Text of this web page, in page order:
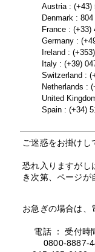
Austria : (+43)
Denmark :
France : (+33)
Germany :
Ireland :
Italy : (+39)
Switzerland :
Netherlands :
United
Spain : (+34)
ご迷惑をお掛けし
恐れ入りますがし
き次第、ページが
お急ぎの場合は、
電話 ： 受付時
0800-8887-